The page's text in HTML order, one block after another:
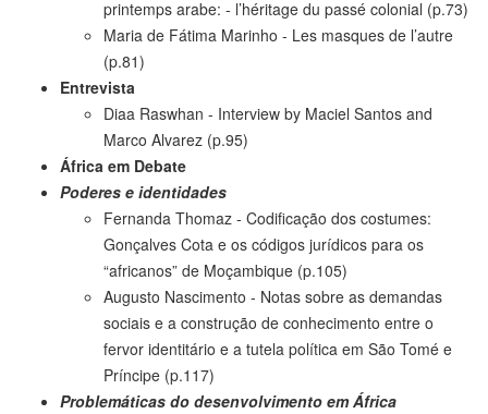
printemps arabe: - l’héritage du passé colonial (p.73)
Maria de Fátima Marinho - Les masques de l’autre
(p.81)
Entrevista
Diaa Raswhan - Interview by Maciel Santos and
Marco Alvarez (p.95)
África em Debate
Poderes e identidades
Fernanda Thomaz - Codificação dos costumes:
Gonçalves Cota e os códigos jurídicos para os
“africanos” de Moçambique (p.105)
Augusto Nascimento - Notas sobre as demandas
sociais e a construção de conhecimento entre o
fervor identitário e a tutela política em São Tomé e
Príncipe (p.117)
Problemáticas do desenvolvimento em África